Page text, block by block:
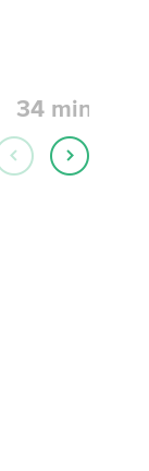
34 min.